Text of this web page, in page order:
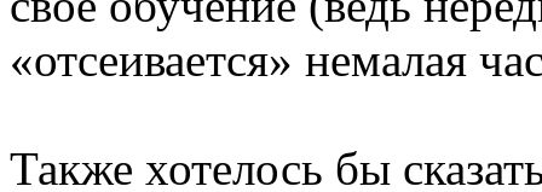
«отсеивается» немалая
Также хотелось бы